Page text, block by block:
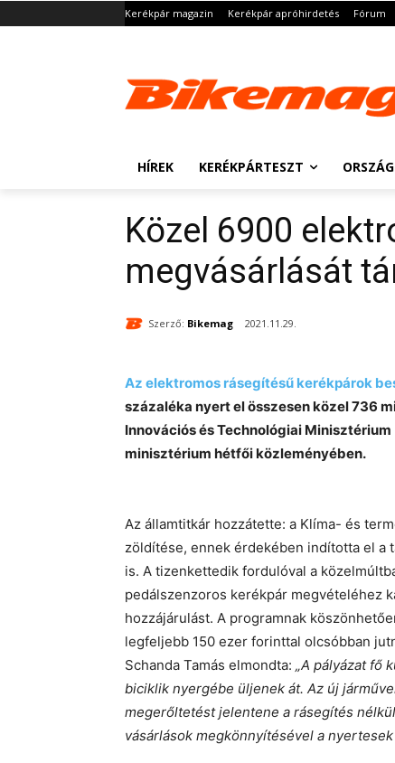
Kerékpár magazin Kerékpár apróhirdetés Fórum
HÍREK KERÉKPÁRTESZT
Közel 6900
megvásárlását
Szerző: Bikemag 2021.11.29.
Az elektromos rásegítésű kerékpárok
százaléka nyert el összesen közel 736
Innovációs és Technológiai
minisztérium hétfői közleményében.
Az államtitkár hozzátette: a Klíma- és
zöldítése, ennek érdekében indította el a
is. A tizenkettedik fordulóval a
pedálszenzoros kerékpár megvételéhez
hozzájárulást. A programnak
legfeljebb 150 ezer forinttal olcsóbban
Schanda Tamás elmondta: „A pályázat fő
biciklik nyergébe üljenek át. Az új
megerőltetést jelentene a rásegítés
vásárlások megkönnyítésével a